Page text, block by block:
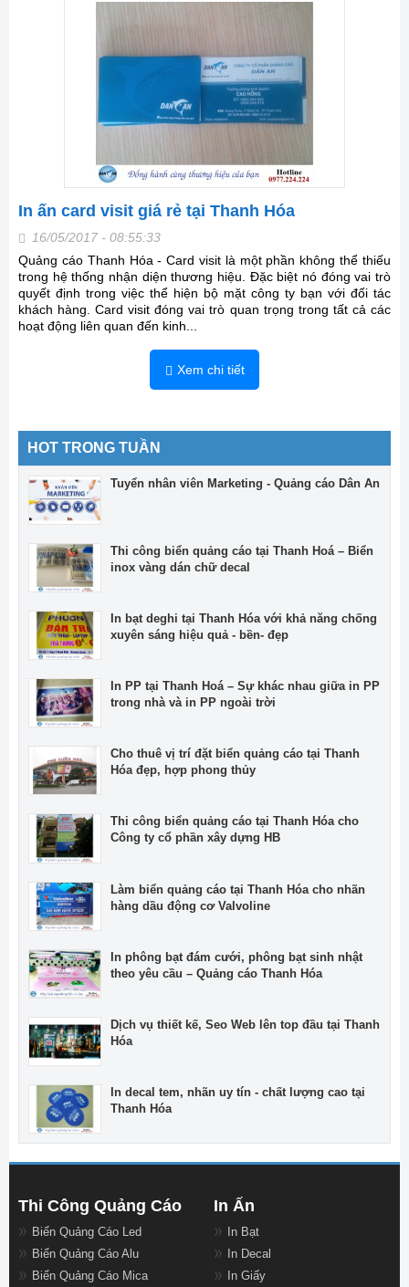
In ấn card visit giá rẻ tại Thanh Hóa
16/05/2017 - 08:55:33
Quảng cáo Thanh Hóa - Card visit là một phần không thể thiếu
trong hệ thống nhận diện thương hiệu. Đặc biệt nó đóng vai trò
quyết định trong việc thể hiện bộ mặt công ty bạn với đối tác
khách hàng. Card visit đóng vai trò quan trọng trong tất cả các
hoạt động liên quan đến kinh...
Xem chi tiết
HOT TRONG TUẦN
Tuyển nhân viên Marketing - Quảng cáo Dân An
Thi công biển quảng cáo tại Thanh Hoá – Biển
inox vàng dán chữ decal
In bạt deghi tại Thanh Hóa với khả năng chống
xuyên sáng hiệu quả - bền- đẹp
In PP tại Thanh Hoá – Sự khác nhau giữa in PP
trong nhà và in PP ngoài trời
Cho thuê vị trí đặt biển quảng cáo tại Thanh
Hóa đẹp, hợp phong thủy
Thi công biển quảng cáo tại Thanh Hóa cho
Công ty cổ phần xây dựng HB
Làm biển quảng cáo tại Thanh Hóa cho nhãn
hàng dầu động cơ Valvoline
In phông bạt đám cưới, phông bạt sinh nhật
theo yêu cầu – Quảng cáo Thanh Hóa
Dịch vụ thiết kế, Seo Web lên top đầu tại Thanh
Hóa
In decal tem, nhãn uy tín - chất lượng cao tại
Thanh Hóa
Thi Công Quảng Cáo
Biển Quảng Cáo Led
Biển Quảng Cáo Alu
Biển Quảng Cáo Mica
In Ấn
In Bạt
In Decal
In Giấy